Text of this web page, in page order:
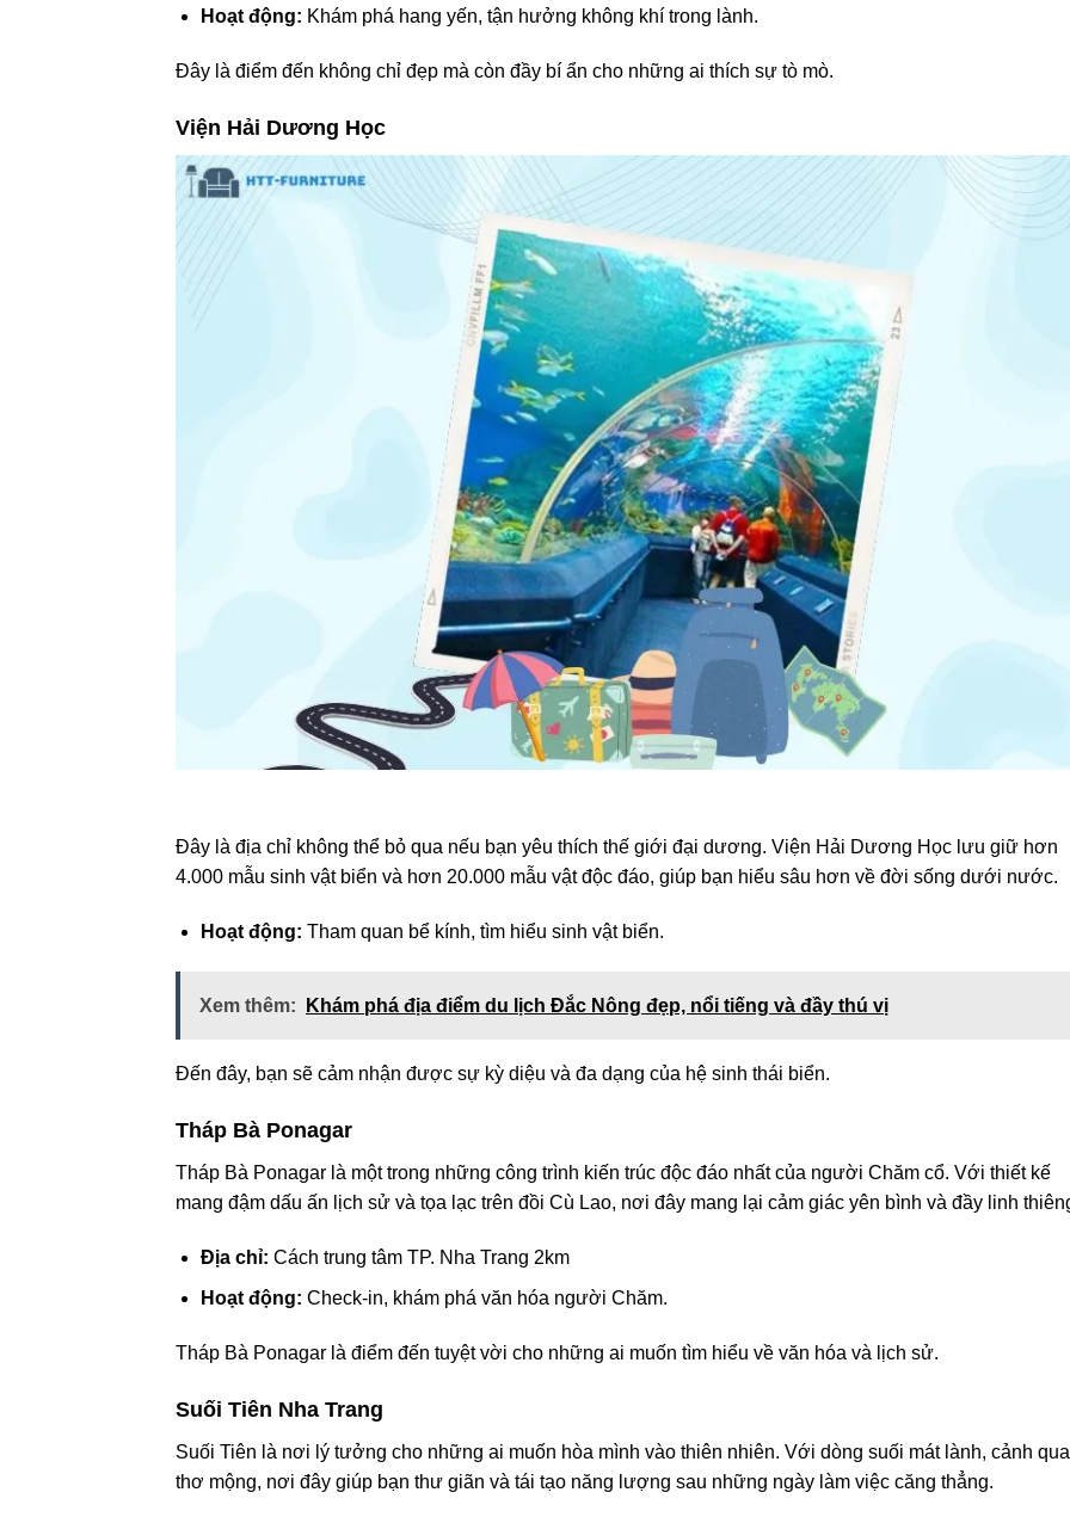
Hoạt động: Khám phá hang yến, tận hưởng không khí trong lành.
Đây là điểm đến không chỉ đẹp mà còn đầy bí ẩn cho những ai thích sự tò mò.
Viện Hải Dương Học
Đây là địa chỉ không thể bỏ qua nếu bạn yêu thích thế giới đại dương. Viện Hải Dương Học lưu giữ hơn
4.000 mẫu sinh vật biển và hơn 20.000 mẫu vật độc đáo, giúp bạn hiểu sâu hơn về đời sống dưới nước.
Hoạt động: Tham quan bể kính, tìm hiểu sinh vật biển.
Xem thêm: Khám phá địa điểm du lịch Đắc Nông đẹp, nổi tiếng và đầy thú vị
Đến đây, bạn sẽ cảm nhận được sự kỳ diệu và đa dạng của hệ sinh thái biển.
Tháp Bà Ponagar
Tháp Bà Ponagar là một trong những công trình kiến trúc độc đáo nhất của người Chăm cổ. Với thiết kế
mang đậm dấu ấn lịch sử và tọa lạc trên đồi Cù Lao, nơi đây mang lại cảm giác yên bình và đầy linh
Địa chỉ: Cách trung tâm TP. Nha Trang 2km
Hoạt động: Check-in, khám phá văn hóa người Chăm.
Tháp Bà Ponagar là điểm đến tuyệt vời cho những ai muốn tìm hiểu về văn hóa và lịch sử.
Suối Tiên Nha Trang
Suối Tiên là nơi lý tưởng cho những ai muốn hòa mình vào thiên nhiên. Với dòng suối mát lành, cảnh
thơ mộng, nơi đây giúp bạn thư giãn và tái tạo năng lượng sau những ngày làm việc căng thẳng.